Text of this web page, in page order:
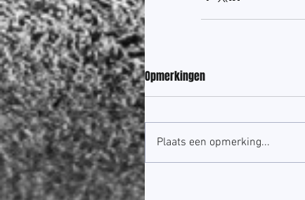
Opmerkingen
Plaats een opmerking...